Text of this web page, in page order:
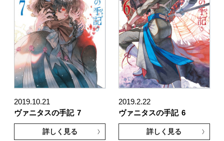
2019.10.21
ヴァニタスの手記 7
詳しく見る
2019.2.22
ヴァニタスの手記 6
詳しく見る